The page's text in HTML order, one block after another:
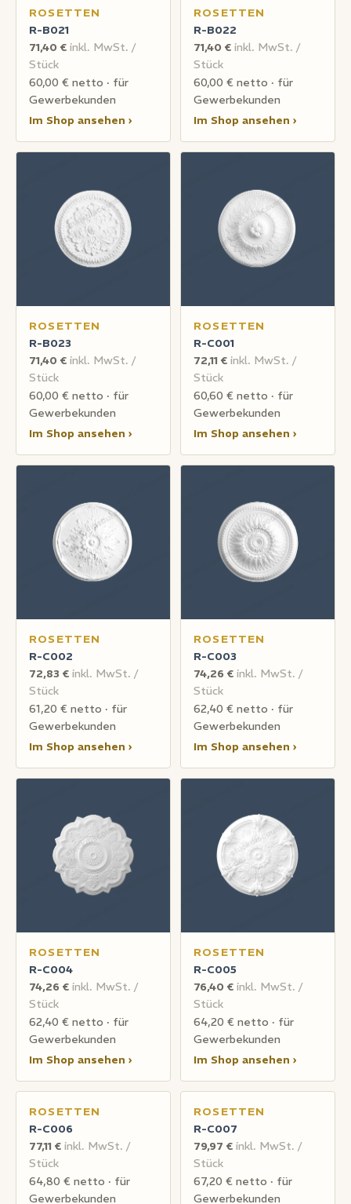
ROSETTEN
R-B021
71,40 € inkl. MwSt. /
Stück
60,00 € netto · für
Gewerbekunden
Im Shop ansehen ›
ROSETTEN
R-B022
71,40 € inkl. MwSt. /
Stück
60,00 € netto · für
Gewerbekunden
Im Shop ansehen ›
ROSETTEN
R-B023
71,40 € inkl. MwSt. /
Stück
60,00 € netto · für
Gewerbekunden
Im Shop ansehen ›
ROSETTEN
R-C001
72,11 € inkl. MwSt. /
Stück
60,60 € netto · für
Gewerbekunden
Im Shop ansehen ›
ROSETTEN
R-C002
72,83 € inkl. MwSt. /
Stück
61,20 € netto · für
Gewerbekunden
Im Shop ansehen ›
ROSETTEN
R-C003
74,26 € inkl. MwSt. /
Stück
62,40 € netto · für
Gewerbekunden
Im Shop ansehen ›
ROSETTEN
R-C004
74,26 € inkl. MwSt. /
Stück
62,40 € netto · für
Gewerbekunden
Im Shop ansehen ›
ROSETTEN
R-C005
76,40 € inkl. MwSt. /
Stück
64,20 € netto · für
Gewerbekunden
Im Shop ansehen ›
ROSETTEN
R-C006
77,11 € inkl. MwSt. /
Stück
64,80 € netto · für
Gewerbekunden
ROSETTEN
R-C007
79,97 € inkl. MwSt. /
Stück
67,20 € netto · für
Gewerbekunden